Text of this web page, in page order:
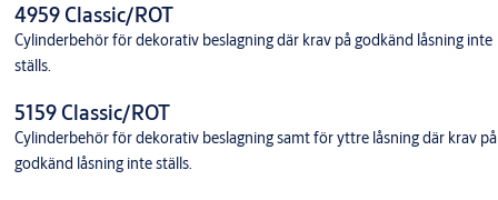
4959 Classic/ROT
Cylinderbehör för dekorativ beslagning där krav på godkänd låsning inte
ställs.
5159 Classic/ROT
Cylinderbehör för dekorativ beslagning samt för yttre låsning där krav på
godkänd låsning inte ställs.